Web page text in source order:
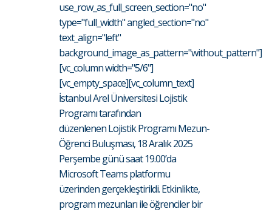
use_row_as_full_screen_section="no"
type="full_width" angled_section="no"
text_align="left"
background_image_as_pattern="without_pattern"]
[vc_column width="5/6"]
[vc_empty_space][vc_column_text]
İstanbul Arel Üniversitesi Lojistik
Programı tarafından
düzenlenen Lojistik Programı Mezun-
Öğrenci Buluşması, 18 Aralık 2025
Perşembe günü saat 19.00’da
Microsoft Teams platformu
üzerinden gerçekleştirildi. Etkinlikte,
program mezunları ile öğrenciler bir